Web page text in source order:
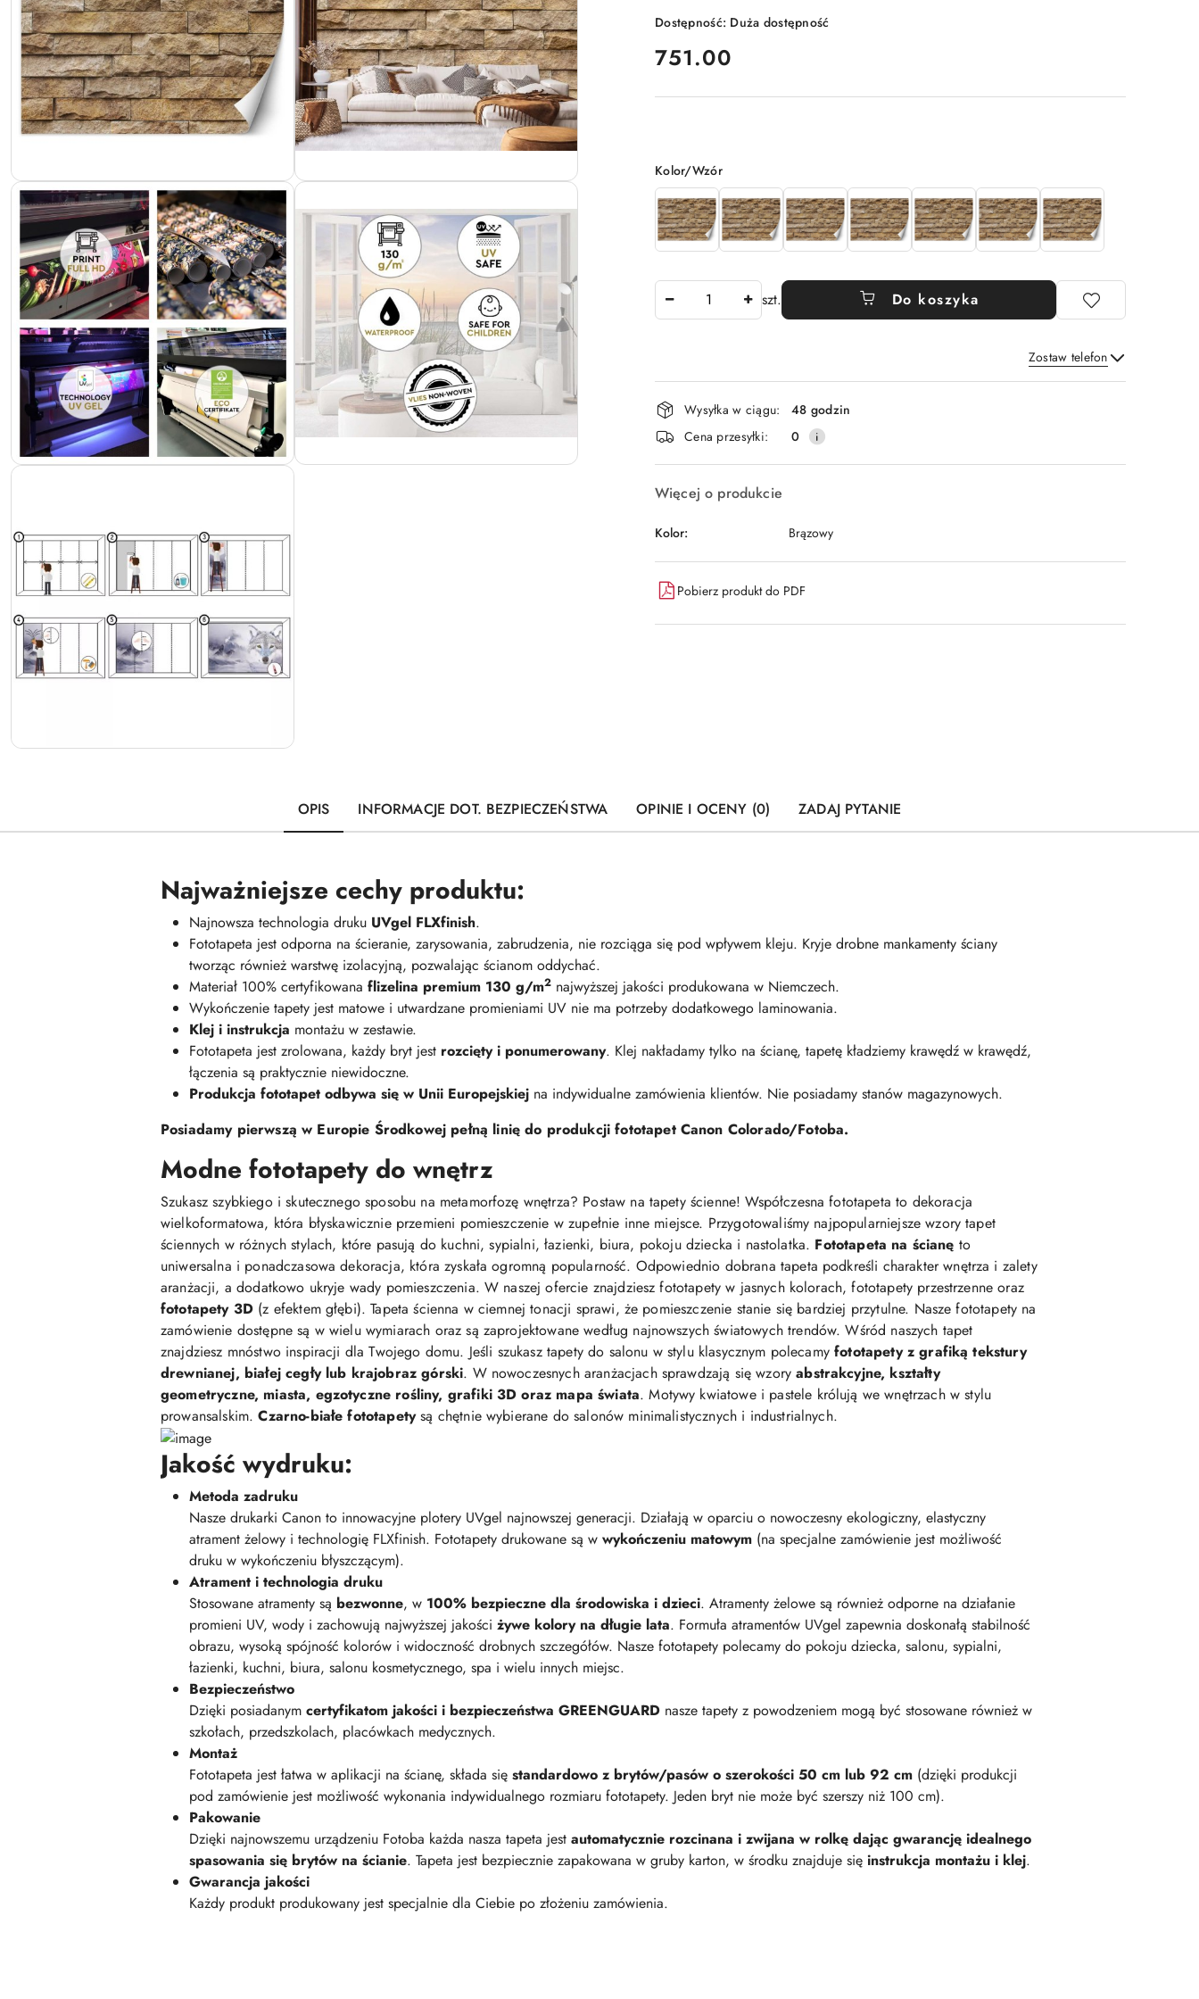
Dostępność: Duża dostępność
cena:
751.00
Wariant
Kolor/Wzór
szt. Do koszyka
Zostaw telefon
Wyślij
Dostępność
i
dostawa
Wysyłka w ciągu:
48 godzin
Cena przesyłki:
0
Więcej o produkcie
Kolor: Brązowy
Pobierz produkt do PDF
OPIS INFORMACJE DOT. BEZPIECZEŃSTWA OPINIE I OCENY (0) ZADAJ PYTANIE
Najważniejsze cechy produktu:
Najnowsza technologia druku UVgel FLXfinish.
Fototapeta jest odporna na ścieranie, zarysowania, zabrudzenia, nie rozciąga się pod wpływem kleju. Kryje drobne mankamenty ściany
tworząc również warstwę izolacyjną, pozwalając ścianom oddychać.
Materiał 100% certyfikowana flizelina premium 130 g/m2 najwyższej jakości produkowana w Niemczech.
Wykończenie tapety jest matowe i utwardzane promieniami UV nie ma potrzeby dodatkowego laminowania.
Klej i instrukcja montażu w zestawie.
Fototapeta jest zrolowana, każdy bryt jest rozcięty i ponumerowany. Klej nakładamy tylko na ścianę, tapetę kładziemy krawędź w krawędź,
łączenia są praktycznie niewidoczne.
Produkcja fototapet odbywa się w Unii Europejskiej na indywidualne zamówienia klientów. Nie posiadamy stanów magazynowych.
Posiadamy pierwszą w Europie Środkowej pełną linię do produkcji fototapet Canon Colorado/Fotoba.
Modne fototapety do wnętrz
Szukasz szybkiego i skutecznego sposobu na metamorfozę wnętrza? Postaw na tapety ścienne! Współczesna fototapeta to dekoracja
wielkoformatowa, która błyskawicznie przemieni pomieszczenie w zupełnie inne miejsce. Przygotowaliśmy najpopularniejsze wzory tapet
ściennych w różnych stylach, które pasują do kuchni, sypialni, łazienki, biura, pokoju dziecka i nastolatka. Fototapeta na ścianę to
uniwersalna i ponadczasowa dekoracja, która zyskała ogromną popularność. Odpowiednio dobrana tapeta podkreśli charakter wnętrza i zalety
aranżacji, a dodatkowo ukryje wady pomieszczenia. W naszej ofercie znajdziesz fototapety w jasnych kolorach, fototapety przestrzenne oraz
fototapety 3D (z efektem głębi). Tapeta ścienna w ciemnej tonacji sprawi, że pomieszczenie stanie się bardziej przytulne. Nasze fototapety na
zamówienie dostępne są w wielu wymiarach oraz są zaprojektowane według najnowszych światowych trendów. Wśród naszych tapet
znajdziesz mnóstwo inspiracji dla Twojego domu. Jeśli szukasz tapety do salonu w stylu klasycznym polecamyfototapety z grafiką tekstury
drewnianej, białej cegły lub krajobraz górski. W nowoczesnych aranżacjach sprawdzają się wzoryabstrakcyjne, kształty
geometryczne, miasta, egzotyczne rośliny, grafiki 3D oraz mapa świata. Motywy kwiatowe i pastele królują we wnętrzach w stylu
prowansalskim.Czarno-białe fototapetysą chętnie wybierane do salonów minimalistycznych i industrialnych.
Jakość wydruku:
Metoda zadruku
Nasze drukarki Canon to innowacyjne plotery UVgel najnowszej generacji. Działają w oparciu o nowoczesny ekologiczny, elastyczny
atrament żelowy i technologię FLXfinish. Fototapety drukowane są w wykończeniu matowym (na specjalne zamówienie jest możliwość
druku w wykończeniu błyszczącym).
Atrament i technologia druku
Stosowane atramenty są bezwonne, w 100% bezpieczne dla środowiska i dzieci. Atramenty żelowe są również odporne na działanie
promieni UV, wody i zachowują najwyższej jakości żywe kolory na długie lata. Formuła atramentów UVgel zapewnia doskonałą stabilność
obrazu, wysoką spójność kolorów i widoczność drobnych szczegółów. Nasze fototapety polecamy do pokoju dziecka, salonu, sypialni,
łazienki, kuchni, biura, salonu kosmetycznego, spa i wielu innych miejsc.
Bezpieczeństwo
Dzięki posiadanym certyfikatom jakości i bezpieczeństwa GREENGUARD nasze tapety z powodzeniem mogą być stosowane również w
szkołach, przedszkolach, placówkach medycznych.
Montaż
Fototapeta jest łatwa w aplikacji na ścianę, składa się standardowo z brytów/pasów o szerokości 50 cm lub 92 cm (dzięki produkcji
pod zamówienie jest możliwość wykonania indywidualnego rozmiaru fototapety. Jeden bryt nie może być szerszy niż 100 cm).
Pakowanie
Dzięki najnowszemu urządzeniu Fotoba każda nasza tapeta jest automatycznie rozcinana i zwijana w rolkę dając gwarancję idealnego
spasowania się brytów na ścianie. Tapeta jest bezpiecznie zapakowana w gruby karton, w środku znajduje się instrukcja montażu i klej.
Gwarancja jakości
Każdy produkt produkowany jest specjalnie dla Ciebie po złożeniu zamówienia.